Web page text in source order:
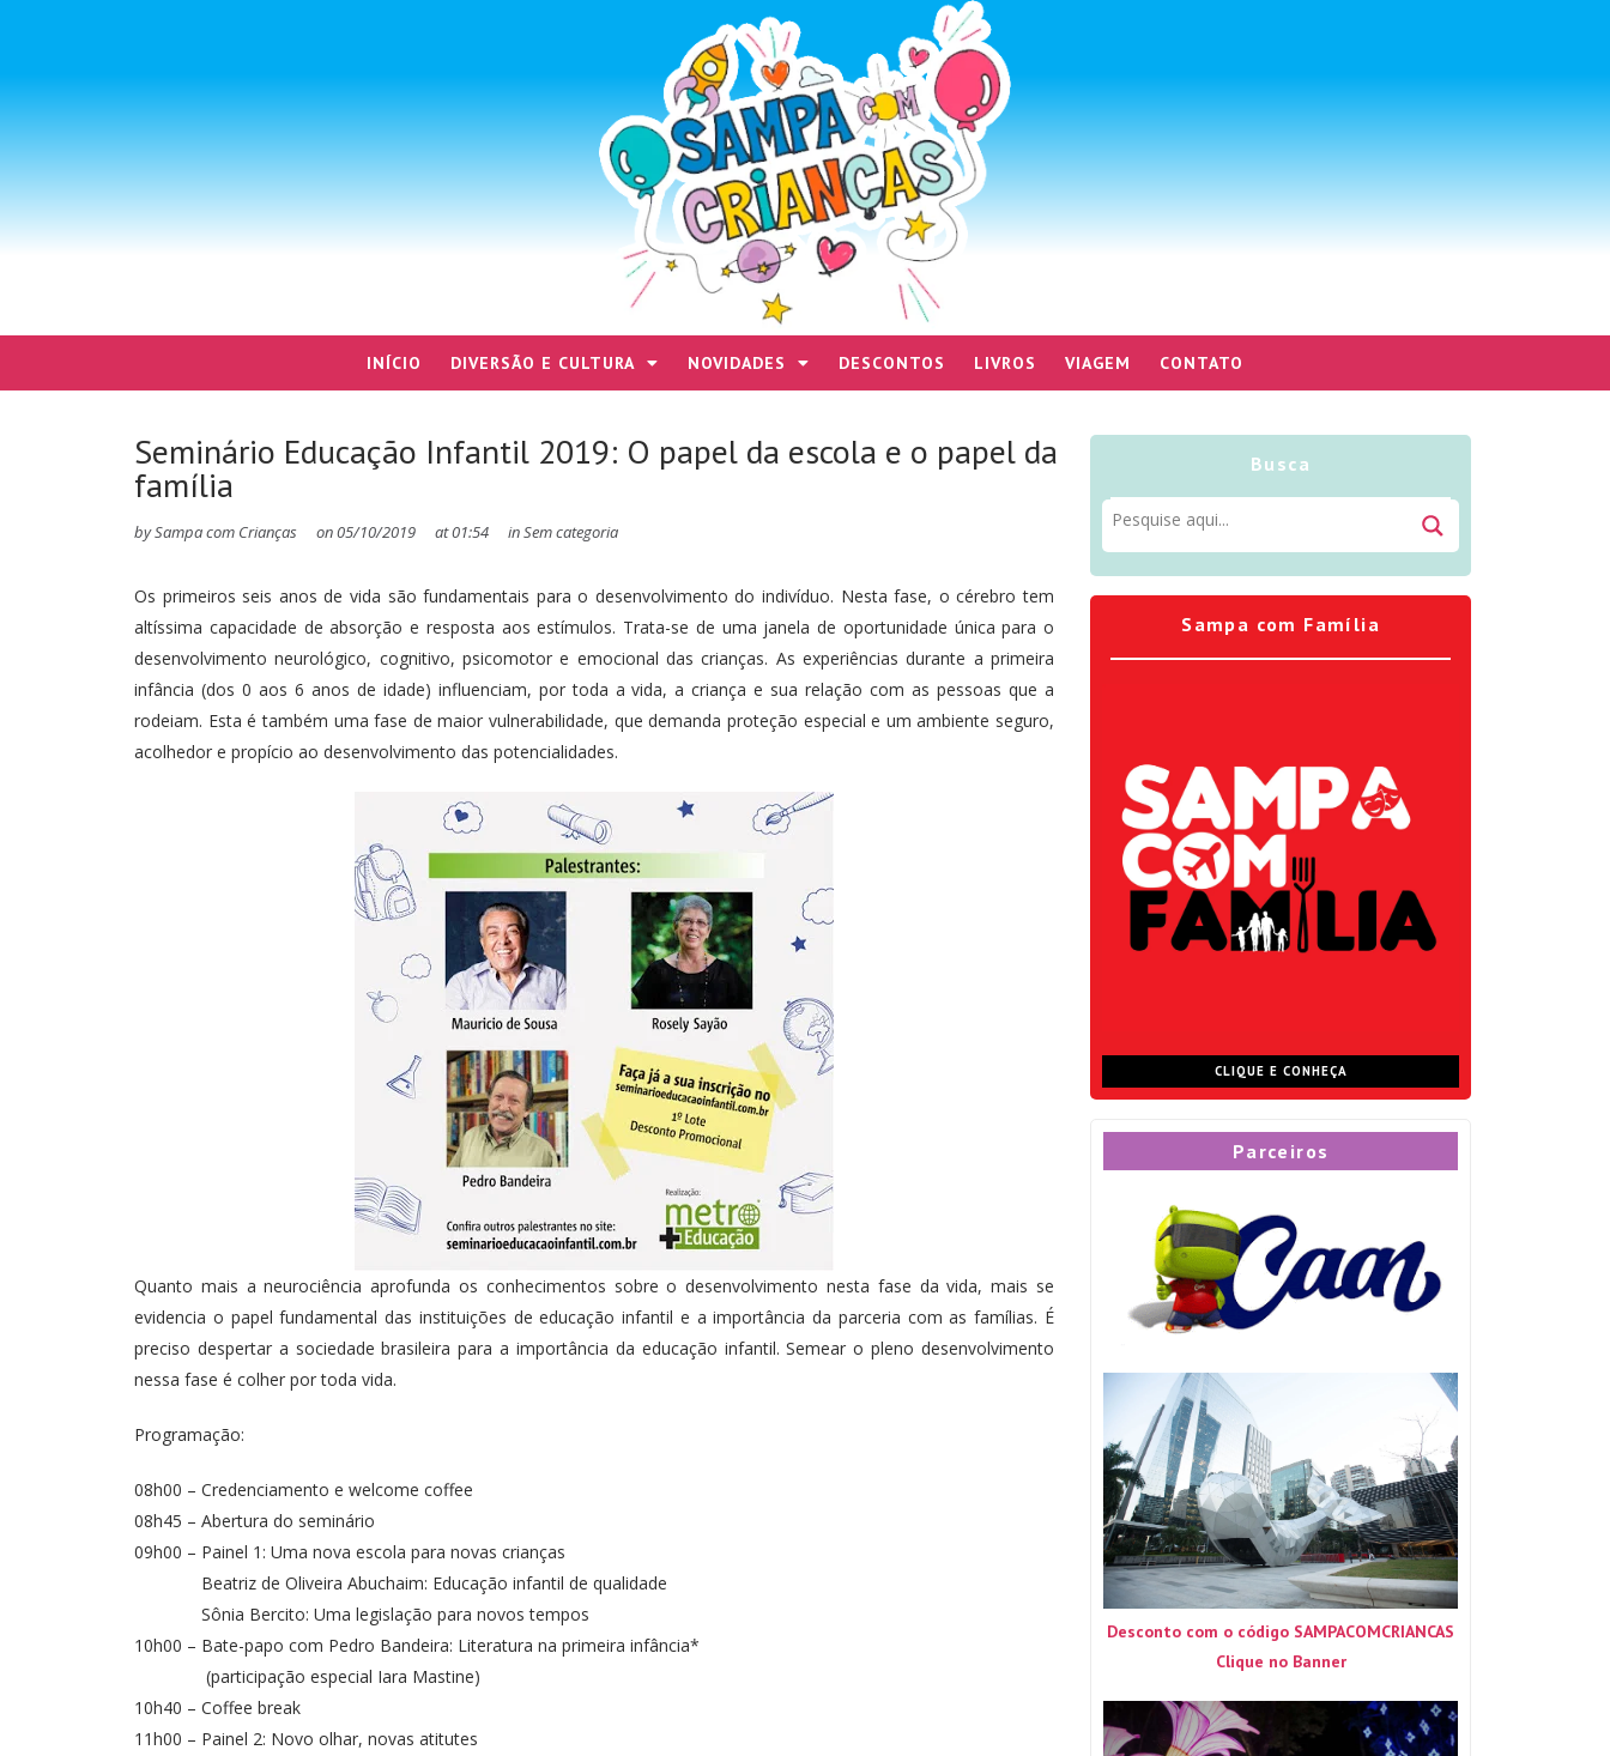
INÍCIO DIVERSÃO E CULTURA NOVIDADES DESCONTOS LIVROS VIAGEM CONTATO
Seminário Educação Infantil 2019: O papel da escola e o papel da
família
bySampa com Crianças on05/10/2019 at01:54 inSem categoria
Os primeiros seis anos de vida são fundamentais para o desenvolvimento do indivíduo. Nesta fase, o cérebro tem
altíssima capacidade de absorção e resposta aos estímulos. Trata-se de uma janela de oportunidade única para o
desenvolvimento neurológico, cognitivo, psicomotor e emocional das crianças. As experiências durante a primeira
infância (dos 0 aos 6 anos de idade) influenciam, por toda a vida, a criança e sua relação com as pessoas que a
rodeiam. Esta é também uma fase de maior vulnerabilidade, que demanda proteção especial e um ambiente seguro,
acolhedor e propício ao desenvolvimento das potencialidades.
Quanto mais a neurociência aprofunda os conhecimentos sobre o desenvolvimento nesta fase da vida, mais se
evidencia o papel fundamental das instituições de educação infantil e a importância da parceria com as famílias. É
preciso despertar a sociedade brasileira para a importância da educação infantil. Semear o pleno desenvolvimento
nessa fase é colher por toda vida.
Programação:
08h00 – Credenciamento e welcome coffee
08h45 – Abertura do seminário
09h00 – Painel 1: Uma nova escola para novas crianças
Beatriz de Oliveira Abuchaim: Educação infantil de qualidade
Sônia Bercito: Uma legislação para novos tempos
10h00 – Bate-papo com Pedro Bandeira: Literatura na primeira infância*
(participação especial Iara Mastine)
10h40 – Coffee break
11h00 – Painel 2: Novo olhar, novas atitutes
Busca
Sampa com Família
CLIQUE E CONHEÇA
Parceiros
Desconto com o código SAMPACOMCRIANCAS
Clique no Banner